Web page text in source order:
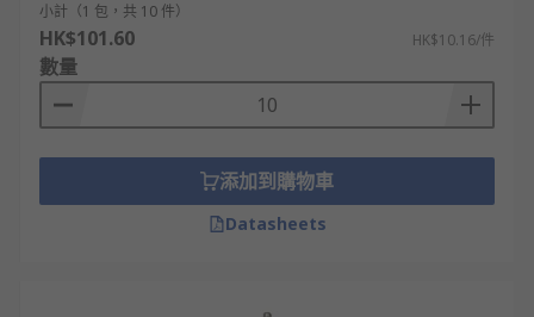
小計（1 包，共 10 件）
HK$101.60 HK$10.16/件
數量
添加到購物車
Datasheets